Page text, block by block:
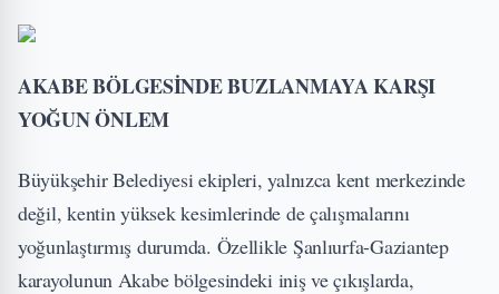
AKABE BÖLGESİNDE BUZLANMAYA KARŞI
YOĞUN ÖNLEM
Büyükşehir Belediyesi ekipleri, yalnızca kent merkezinde
değil, kentin yüksek kesimlerinde de çalışmalarını
yoğunlaştırmış durumda. Özellikle Şanlıurfa-Gaziantep
karayolunun Akabe bölgesindeki iniş ve çıkışlarda,